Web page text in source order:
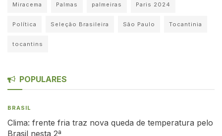
Miracema Palmas palmeiras Paris 2024
Política Seleção Brasileira São Paulo Tocantinia
tocantins
POPULARES
BRASIL
Clima: frente fria traz nova queda de temperatura pelo
Brasil nesta 2ª